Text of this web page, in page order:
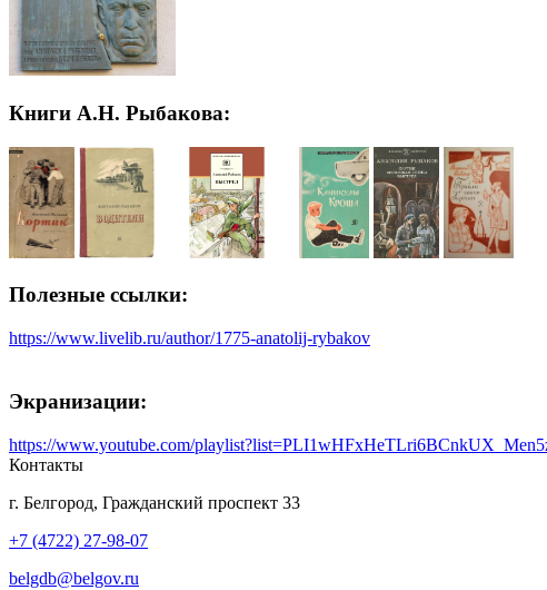
Книги А.Н. Рыбакова:
Полезные ссылки:
https://www.livelib.ru/author/1775-anatolij-rybakov
Экранизации:
https://www.youtube.com/
Контакты
г. Белгород, Гражданский проспект 33
+7 (4722) 27-98-07
belgdb@belgov.ru